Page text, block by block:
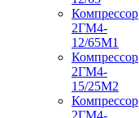
Компрессор
2ГМ4-
12/65М1
Компрессор
2ГМ4-
15/25М2
Компрессор